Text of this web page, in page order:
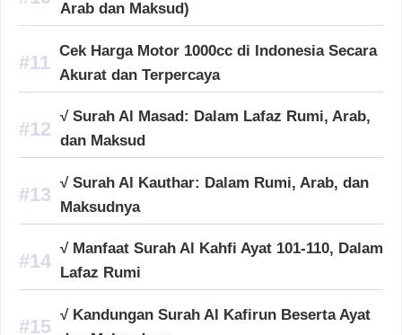
Arab dan Maksud)
Cek Harga Motor 1000cc di Indonesia Secara
Akurat dan Terpercaya
√ Surah Al Masad: Dalam Lafaz Rumi, Arab,
dan Maksud
√ Surah Al Kauthar: Dalam Rumi, Arab, dan
Maksudnya
√ Manfaat Surah Al Kahfi Ayat 101-110, Dalam
Lafaz Rumi
√ Kandungan Surah Al Kafirun Beserta Ayat